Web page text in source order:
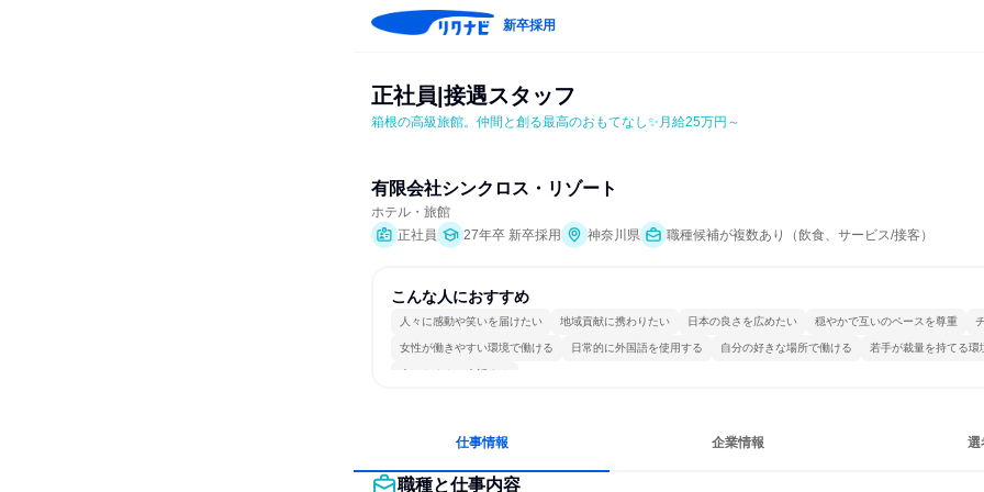
新卒採用
正社員|接遇スタッフ
箱根の高級旅館。仲間と創る最高のおもてなし✨月給25万円～
有限会社シンクロス・リゾート
ホテル・旅館
正社員
27年卒 新卒採用 神奈川県 職種候補が複数あり（飲食、サービス/接客）
こんな人におすすめ
人々に感動や笑いを届けたい 地域貢献に携わりたい 日本の良さを広めたい 穏やかで互いのペースを尊重
女性が働きやすい環境で働ける 日常的に外国語を使用する 自分の好きな場所で働ける 若手が裁量を持てる環
人とたくさん会話する
仕事情報 企業情報 選
職種と仕事内容